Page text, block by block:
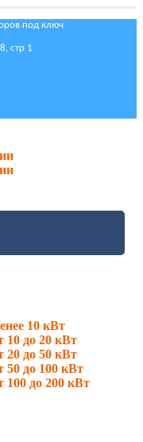
под ключ
стр 1
10 кВт
до 20 кВт
до 50 кВт
до 100 кВт
до 200 кВт